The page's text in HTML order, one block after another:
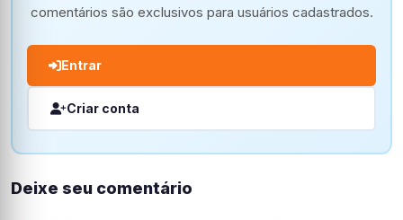
comentários são exclusivos para usuários cadastrados.
Entrar
Criar conta
Deixe seu comentário